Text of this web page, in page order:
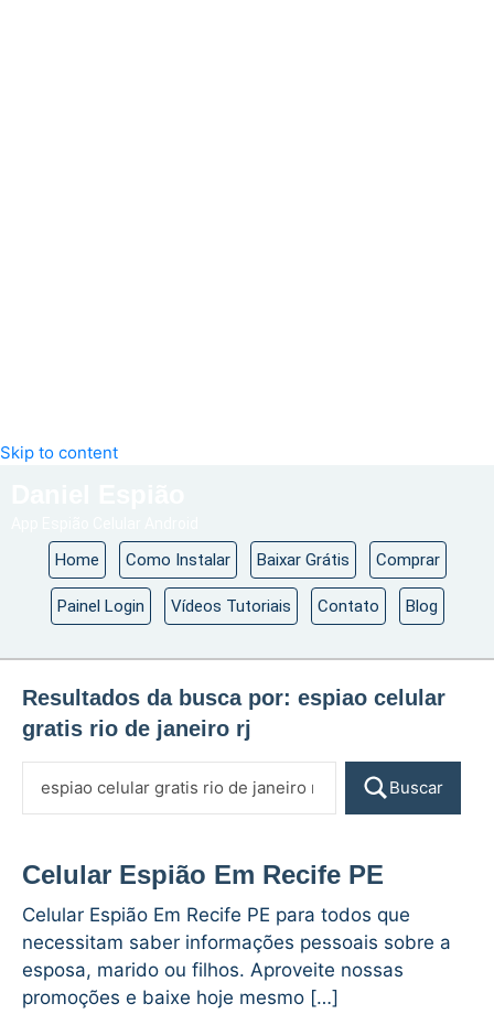
Skip to content
Home Como Instalar Baixar Grátis Comprar
Painel Login Vídeos Tutoriais Contato Blog
Resultados da busca por: espiao celular
gratis rio de janeiro rj
Buscar
Celular Espião Em Recife PE
Celular Espião Em Recife PE para todos que
necessitam saber informações pessoais sobre a
esposa, marido ou filhos. Aproveite nossas
promoções e baixe hoje mesmo […]